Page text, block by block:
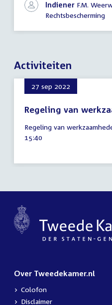
Indiener F.M.
Rechtsbescherming
Activiteiten
27 sep 2022
Regeling van
september
2022
Regeling van
Tijd
15:40
Over Tweedekamer.nl
Colofon
Disclaimer